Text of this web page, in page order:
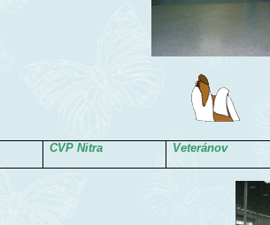
CVP Nitra Veteránov